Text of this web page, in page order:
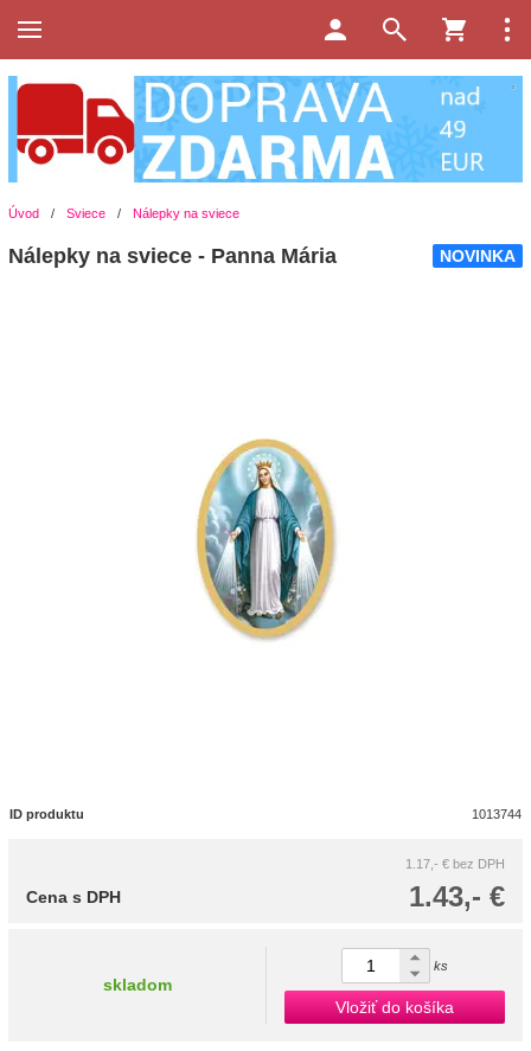
Úvod / Sviece / Nálepky na sviece
NOVINKA
Nálepky na sviece - Panna Mária
ID produktu 1013744
1.17,- € bez DPH
1.43,- €
Cena s DPH
skladom
ks
Vložiť do košíka